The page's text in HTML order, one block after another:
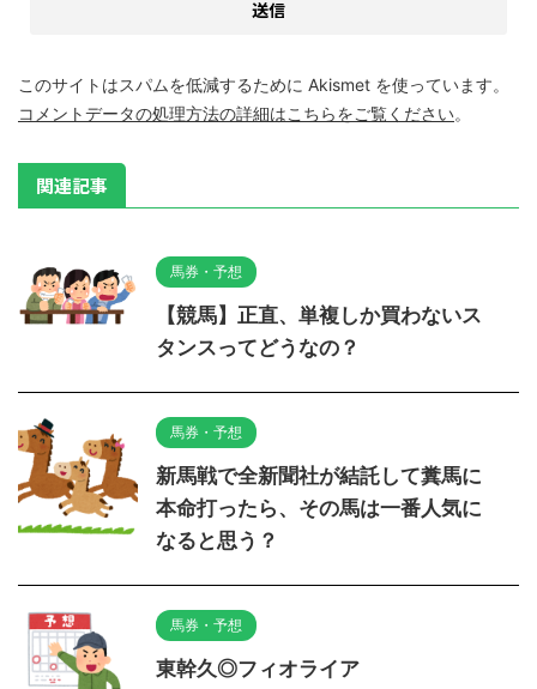
このサイトはスパムを低減するために Akismet を使っています。
コメントデータの処理方法の詳細はこちらをご覧ください。
関連記事
馬券・予想
【競馬】正直、単複しか買わないス
タンスってどうなの？
馬券・予想
新馬戦で全新聞社が結託して糞馬に
本命打ったら、その馬は一番人気に
なると思う？
馬券・予想
東幹久◎フィオライア